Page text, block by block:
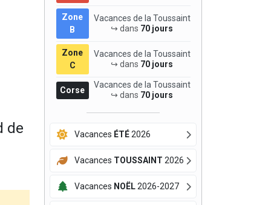
de
Zone
B
Vacances de la Toussaint
↪ dans 70 jours
Zone
C
Vacances de la Toussaint
↪ dans 70 jours
Corse
Vacances de la Toussaint
↪ dans 70 jours
Vacances ÉTÉ2026
Vacances TOUSSAINT 2026
Vacances NOËL2026-2027